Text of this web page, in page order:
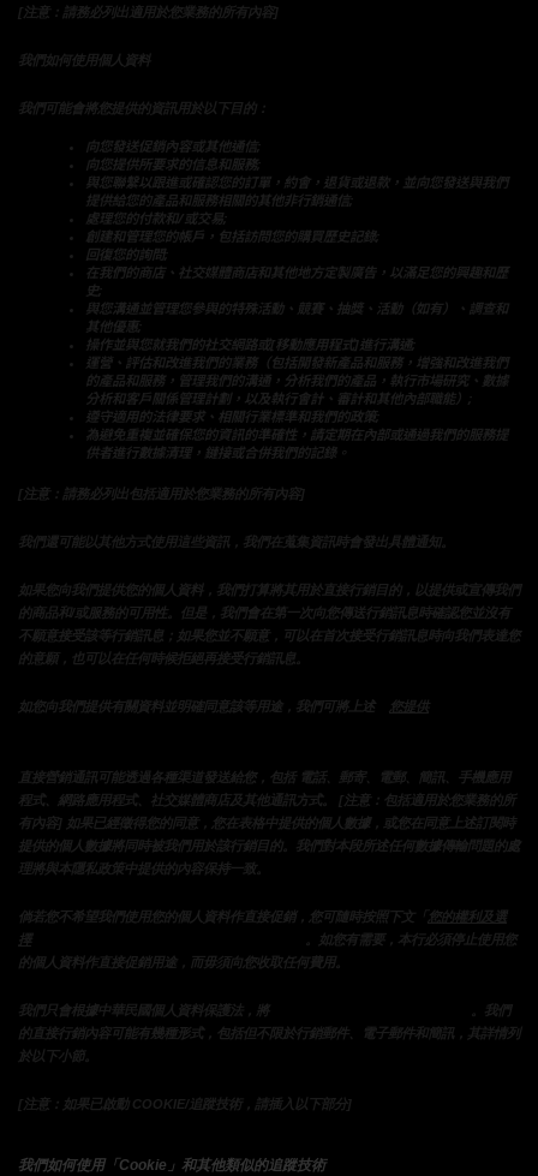
[注意：請務必列出適用於您業務的所有內容]
我們如何使用個人資料
我們可能會將您提供的資訊用於以下目的：
向您發送促銷內容或其他通信;
向您提供所要求的信息和服務;
與您聯繫以跟進或確認您的訂單，約會，退貨或退款，並向您發送與我們
提供給您的產品和服務相關的其他非行銷通信;
處理您的付款和/或交易;
創建和管理您的帳戶，包括訪問您的購買歷史記錄;
回復您的詢問;
在我們的商店、社交媒體商店和其他地方定製廣告，以滿足您的興趣和歷
史;
與您溝通並管理您參與的特殊活動、競賽、抽獎、活動（如有）、調查和
其他優惠;
操作並與您就我們的社交網路或[移動應用程式]進行溝通;
運營、評估和改進我們的業務（包括開發新產品和服務，增強和改進我們
的產品和服務，管理我們的溝通，分析我們的產品，執行市場研究、數據
分析和客戶關係管理計劃，以及執行會計、審計和其他內部職能）;
遵守適用的法律要求、相關行業標準和我們的政策;
為避免重複並確保您的資訊的準確性，請定期在內部或通過我們的服務提
供者進行數據清理，鏈接或合併我們的記錄。
[注意：請務必列出包括適用於您業務的所有內容]
我們還可能以其他方式使用這些資訊，我們在蒐集資訊時會發出具體通知。
如果您向我們提供您的個人資料，我們打算將其用於直接行銷目的，以提供或宣傳我們
的商品和/或服務的可用性。但是，我們會在第一次向您傳送行銷訊息時確認您並沒有
不願意接受該等行銷訊息；如果您並不願意，可以在首次接受行銷訊息時向我們表達您
的意願，也可以在任何時候拒絕再接受行銷訊息。
如您向我們提供有關資料並明確同意該等用途，我們可將上述「 您提供的資料」一節
直接營銷通訊可能透過各種渠道發送給您，包括 電話、郵寄、電郵、簡訊、手機應用
程式、網路應用程式、社交媒體商店及其他通訊方式。 [注意：包括適用於您業務的所
有內容] 如果已經徵得您的同意，您在表格中提供的個人數據，或您在同意上述訂閱時
提供的個人數據將同時被我們用於該行銷目的。我們對本段所述任何數據傳輸問題的處
理將與本隱私政策中提供的內容保持一致。
倘若您不希望我們使用您的個人資料作直接促銷，您可隨時按照下文「
您的權利及選
擇 」一節所載的程序選擇退出我們的直接促銷
。如您有需要，本行必須停止使用您
的個人資料作直接促銷用途，而毋須向您收取任何費用。
我們只會根據中華民國個人資料保護法，將您提供的個人資料用於直接行銷
。我們
的直接行銷內容可能有幾種形式，包括但不限於行銷郵件、電子郵件和簡訊，其詳情列
於以下小節。
[注意：如果已啟動 COOKIE/追蹤技術，請插入以下部分]
我們如何使用「Cookie」和其他類似的追蹤技術